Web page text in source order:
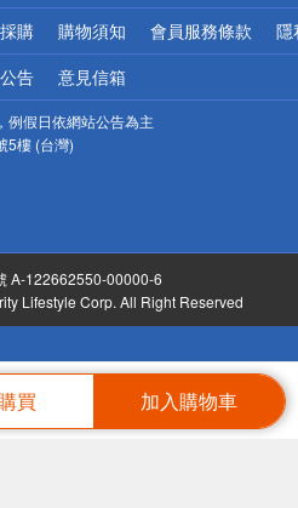
買 加入購物車
購 購物須知 會員服務條款 隱
告 意見信箱
例假日依網站公告為主
5樓 (台灣)
A-122662550-00000-6
Lifestyle Corp. All Right Reserved